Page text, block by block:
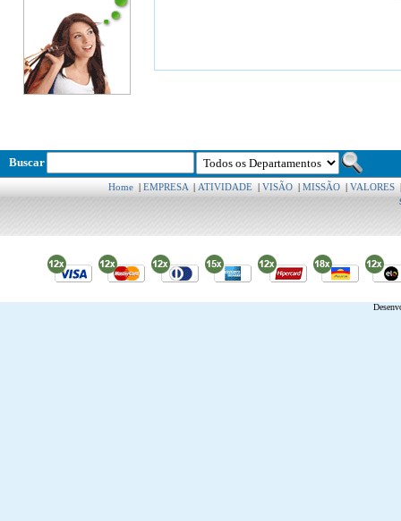
Buscar
Home| EMPRESA| ATIVIDADE| VISÃO| MISSÃO| VALORES